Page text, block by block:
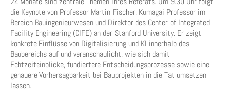
die Keynote von Professor Martin Fischer, Kumagai Professor im
Bereich Bauingenieurwesen und Direktor des Center of Integrated
Facility Engineering (CIFE) an der Stanford University. Er zeigt
konkrete Einflüsse von Digitalisierung und KI innerhalb des
Baubereichs auf und veranschaulicht, wie sich damit
Echtzeiteinblicke, fundiertere Entscheidungsprozesse sowie eine
genauere Vorhersagbarkeit bei Bauprojekten in die Tat umsetzen
lassen.